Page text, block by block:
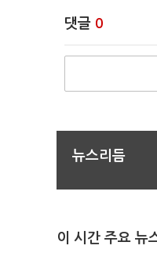
댓글 0
뉴스리듬
이 시간 주요 뉴